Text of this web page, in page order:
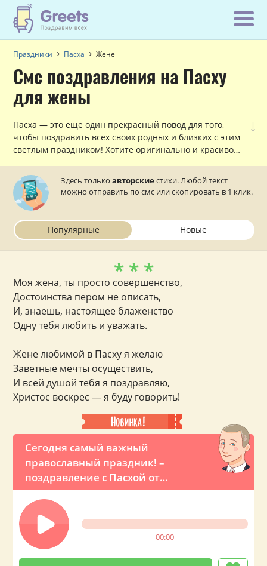
Праздники Пасха Жене
Смс поздравления на Пасху
для жены
↓
Пасха — это еще один прекрасный повод для того,
чтобы поздравить всех своих родных и близких с этим
светлым праздником! Хотите оригинально и красиво
это по смс в стихах? Тогда данный раздел вам в этом
поможет!
Здесь толькоавторские стихи. Любой текст
можно отправить по смс или скопировать в 1 клик.
Популярные Новые
Сегодня самый важный
православный праздник! –
поздравление с Пасхой от
Владимира Путина
00:00
* * *
Моя жена, ты просто совершенство,
Достоинства пером не описать,
И, знаешь, настоящее блаженство
Одну тебя любить и уважать.
Жене любимой в Пасху я желаю
Заветные мечты осуществить,
И всей душой тебя я поздравляю,
Христос воскрес — я буду говорить!